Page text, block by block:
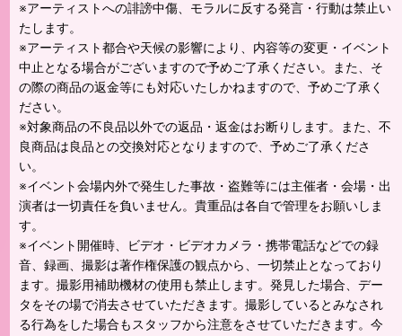
※アーティストへの誹謗中傷、モラルに反する発言・行動は禁止い
たします。
※アーティスト都合や天候の影響により、内容等の変更・イベント
中止となる場合がございますので予めご了承ください。また、そ
の際の商品の返金等にも対応いたしかねますので、予めご了承く
ださい。
※対象商品の不良品以外での返品・返金はお断りします。また、不
良商品は良品との交換対応となりますので、予めご了承くださ
い。
※イベント会場内外で発生した事故・盗難等には主催者・会場・出
演者は一切責任を負いません。貴重品は各自で管理をお願いしま
す。
※イベント開催時、ビデオ・ビデオカメラ・携帯電話などでの録
音、録画、撮影は著作権保護の観点から、一切禁止となっており
ます。撮影用補助機材の使用も禁止します。発見した場合、デー
タをその場で消去させていただきます。撮影しているとみなされ
る行為をした場合もスタッフから注意をさせていただきます。今